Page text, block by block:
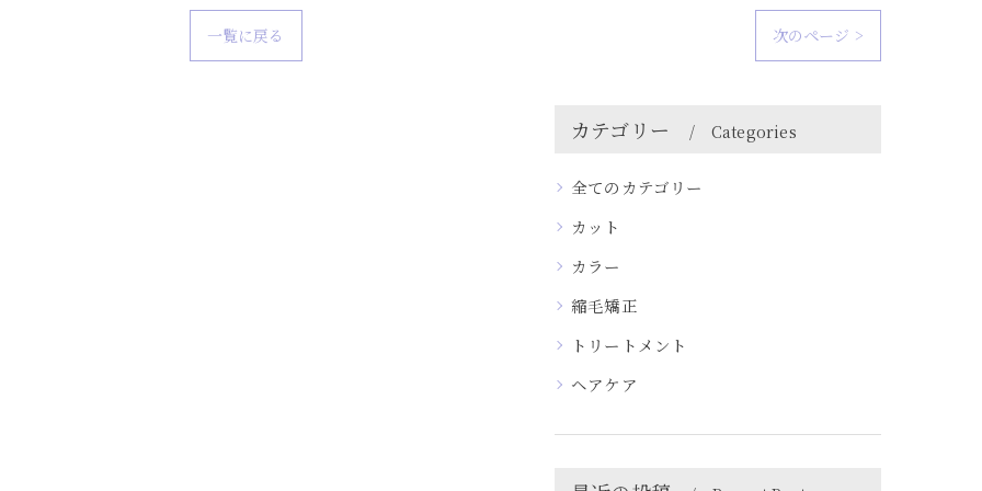
一覧に戻る 次のページ >
カテゴリー Categories
全てのカテゴリー
カット
カラー
縮毛矯正
トリートメント
ヘアケア